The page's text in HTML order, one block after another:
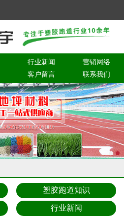
行业新闻
营销网络
客户留言 联系我们
塑胶跑道知识
行业新闻